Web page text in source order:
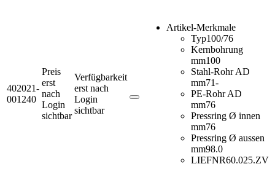
402021-
001240
Preis
erst
nach
Login
sichtbar
Verfügbarkeit
erst nach
Login
sichtbar
Artikel-Merkmale
Typ100/76
Kernbohrung
mm100
Stahl-Rohr AD
mm71-
PE-Rohr AD
mm76
Pressring Ø innen
mm76
Pressring Ø aussen
mm98.0
LIEFNR60.025.ZV